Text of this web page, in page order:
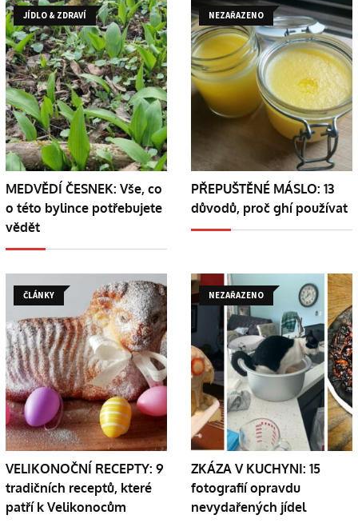
JÍDLO & ZDRAVÍ
MEDVĚDÍ ČESNEK: Vše, co
o této bylince potřebujete
vědět
NEZAŘAZENO
PŘEPUŠTĚNÉ MÁSLO: 13
důvodů, proč ghí používat
ČLÁNKY
VELIKONOČNÍ RECEPTY: 9
tradičních receptů, které
patří k Velikonocům
NEZAŘAZENO
ZKÁZA V KUCHYNI: 15
fotografií opravdu
nevydařených jídel